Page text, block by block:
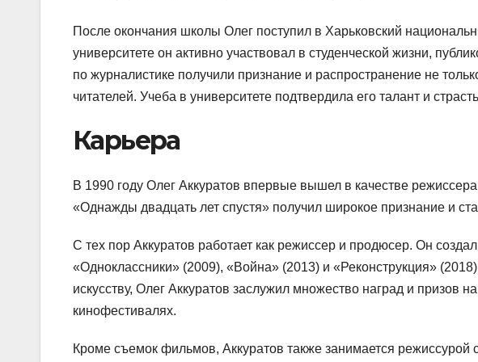
После окончания школы Олег поступил в Харьковский
университете он активно участвовал в студенческой жизни,
по журналистике получили признание и распространение не
читателей. Учеба в университете подтвердила его талант и
Карьера
В 1990 году Олег Аккуратов впервые вышел в качестве
«Однажды двадцать лет спустя» получил широкое признание и
С тех пор Аккуратов работает как режиссер и продюсер. Он
«Одноклассники» (2009), «Война» (2013) и «Реконструкция»
искусству, Олег Аккуратов заслужил множество наград и призов
кинофестивалях.
Кроме съемок фильмов, Аккуратов также занимается режиссурой